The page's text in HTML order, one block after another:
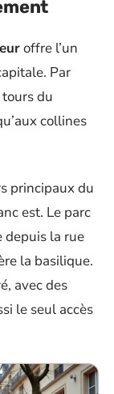
offre l’un
Par
du
collines
principaux du
est. Le parc
depuis la rue
la basilique.
avec des
le seul accès